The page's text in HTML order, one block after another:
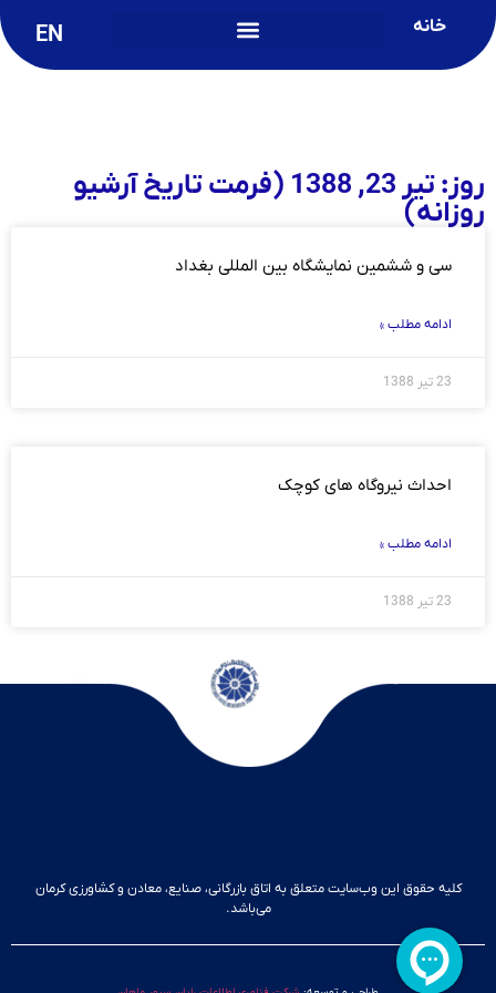
خانه EN
روز: تیر 23, 1388 (فرمت تاریخ آرشیو
روزانه)
سی و ششمین نمایشگاه بین المللی بغداد
ادامه مطلب »
23 تیر 1388
احداث نیروگاه های کوچک
ادامه مطلب »
23 تیر 1388
کلیه حقوق این وب‌سایت متعلق به اتاق بازرگانی، صنایع، معادن و کشاورزی کرمان
می‌باشد.